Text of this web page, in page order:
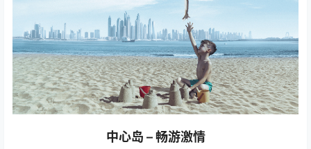
中心岛 – 畅游激情